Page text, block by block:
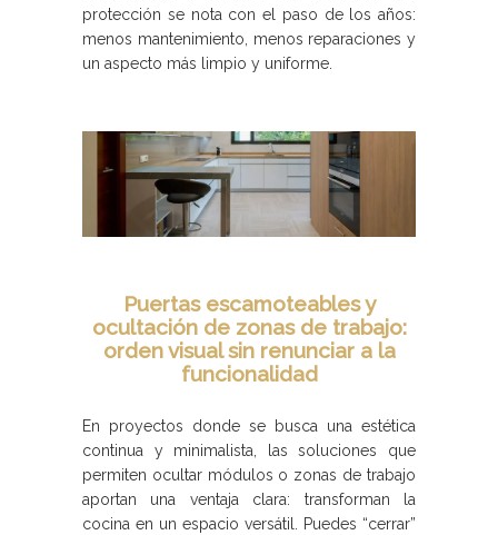
protección se nota con el paso de los años:
menos mantenimiento, menos reparaciones y
un aspecto más limpio y uniforme.
Puertas escamoteables y
ocultación de zonas de trabajo:
orden visual sin renunciar a la
funcionalidad
En proyectos donde se busca una estética
continua y minimalista, las soluciones que
permiten ocultar módulos o zonas de trabajo
aportan una ventaja clara: transforman la
cocina en un espacio versátil. Puedes “cerrar”